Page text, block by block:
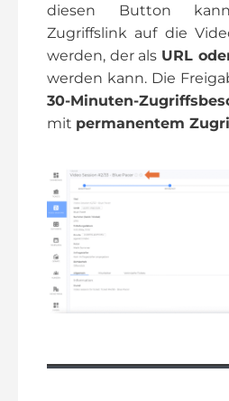
diesen Button
Zugriffslink auf die
werden, der als URL
werden kann. Die
30-Minuten-
mit permanentem